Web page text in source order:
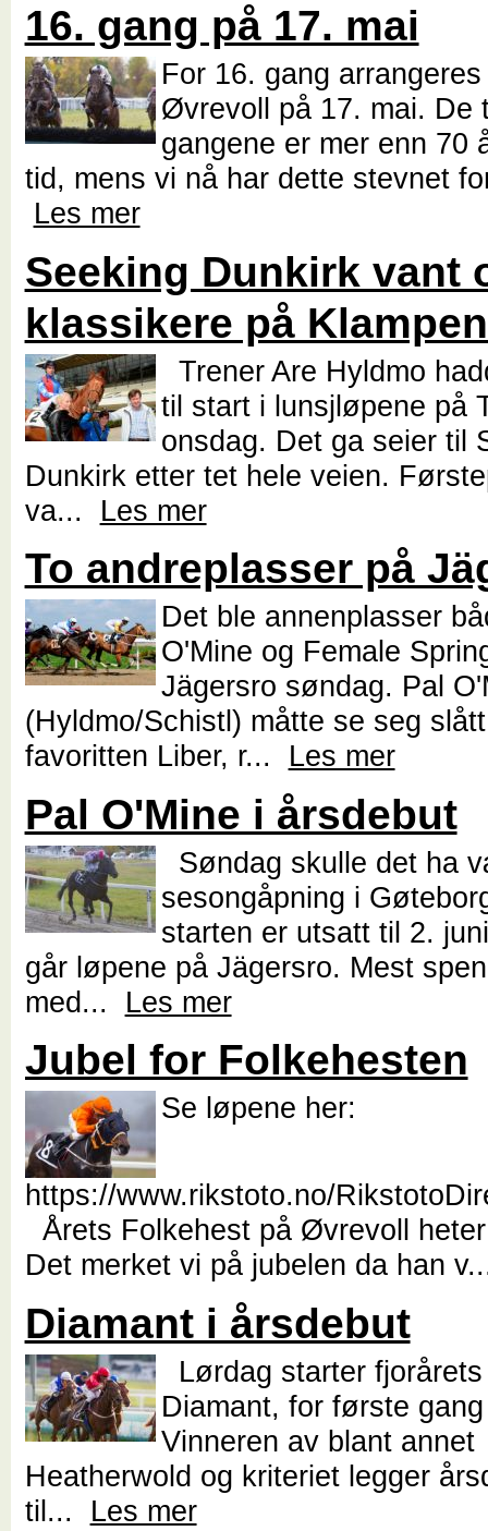
16. gang på 17. mai
For 16. gang
Øvrevoll på 17. mai. De
gangene er mer enn 70
tid, mens vi nå har dette stevnet
Les mer
Seeking Dunkirk vant
klassikere på
Trener Are Hyldmo
til start i lunsjløpene på
onsdag. Det ga seier til
Dunkirk etter tet hele veien.
va... Les mer
To andreplasser på
Det ble annenplasser
O'Mine og Female
Jägersro søndag. Pal
(Hyldmo/Schistl) måtte se seg
favoritten Liber, r... Les mer
Pal O'Mine i årsdebut
Søndag skulle det ha
sesongåpning i
starten er utsatt til 2.
går løpene på Jägersro. Mest
med... Les mer
Jubel for Folkehesten
Se løpene her:
https://www.rikstoto.no/
Årets Folkehest på Øvrevoll
Det merket vi på jubelen da han
Diamant i årsdebut
Lørdag starter
Diamant, for første
Vinneren av blant annet
Heatherwold og kriteriet legger
til... Les mer